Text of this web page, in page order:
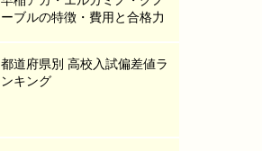
ーブルの特徴・費用と合格力
都道府県別 高校入試偏差値ラ
ンキング